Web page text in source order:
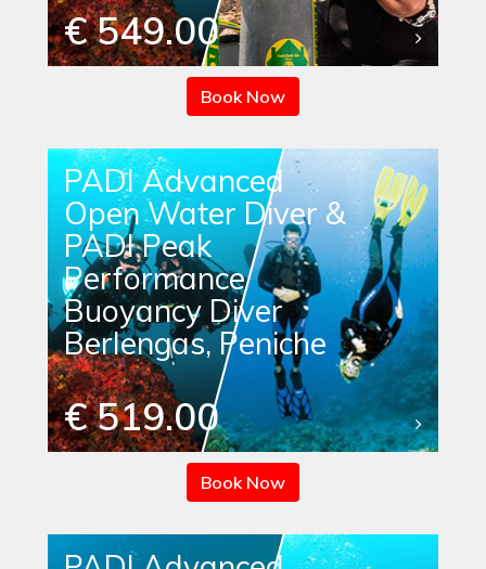
€ 549.00
Book Now
PADI Advanced
Open Water Diver &
PADI Peak
Performance
Buoyancy Diver
Berlengas, Peniche
€ 519.00
Book Now